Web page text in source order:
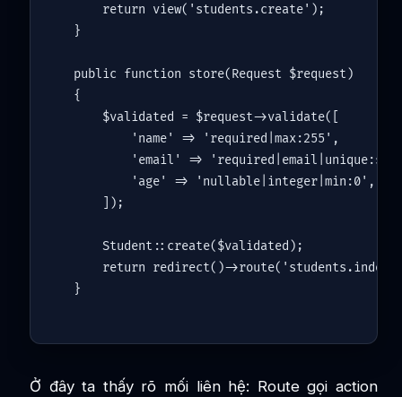
return view( 'students.create' );
}
public function store(Request $request )
{
$validated
= $request->validate([
'name'
=> 'required|max:255' ,
'email'
=>
'age'
=> 'nullable|integer|min:0' ,
    ]);
Student :: create($validated );
return redirect()->route( 'students.index'
Ở đây ta thấy rõ mối liên hệ: Route gọi action